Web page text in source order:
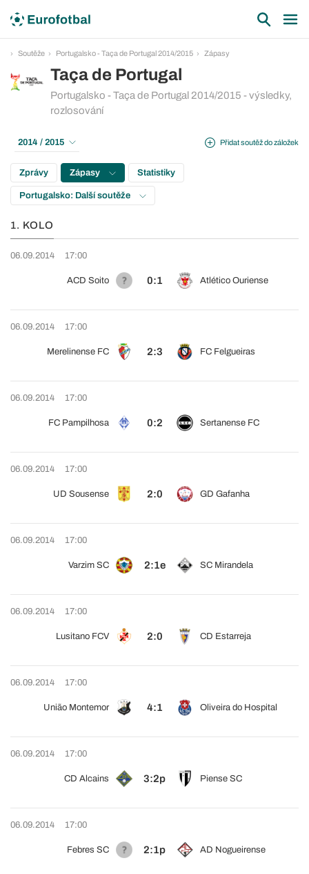
Soutěže Portugalsko - Taça de Portugal 2014/2015 Zápasy
Taça de Portugal
Portugalsko - Taça de Portugal 2014/2015 - výsledky,
rozlosování
Přidat soutěž do záložek
2014 / 2015
Zprávy Zápasy Statistiky
Portugalsko: Další soutěže
1. KOLO
06.09.2014 17:00
ACD Soito 0:1 Atlético Ouriense
06.09.2014 17:00
Merelinense FC 2:3 FC Felgueiras
06.09.2014 17:00
FC Pampilhosa 0:2 Sertanense FC
06.09.2014 17:00
UD Sousense 2:0 GD Gafanha
06.09.2014 17:00
Varzim SC 2:1e SC Mirandela
06.09.2014 17:00
Lusitano FCV 2:0 CD Estarreja
06.09.2014 17:00
União Montemor 4:1 Oliveira do Hospital
06.09.2014 17:00
CD Alcains 3:2p Piense SC
06.09.2014 17:00
Febres SC 2:1p AD Nogueirense